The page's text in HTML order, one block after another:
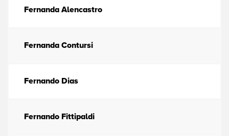
Fernanda Alencastro
Fernanda Contursi
Fernando Dias
Fernando Fittipaldi